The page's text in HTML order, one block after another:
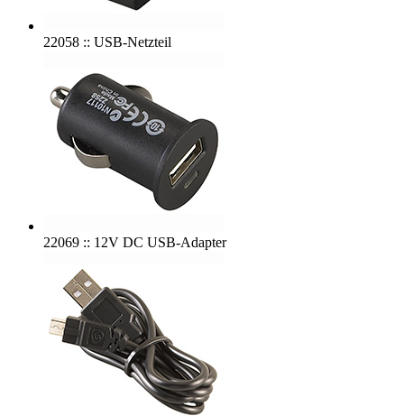
22058 :: USB-Netzteil
22069 :: 12V DC USB-Adapter